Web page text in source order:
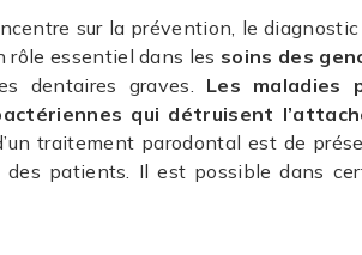
sur la prévention, le
rôle essentiel dans les soins des
dentaires graves. Les maladies
qui détruisent
traitement parodontal est de
patients. Il est possible dans